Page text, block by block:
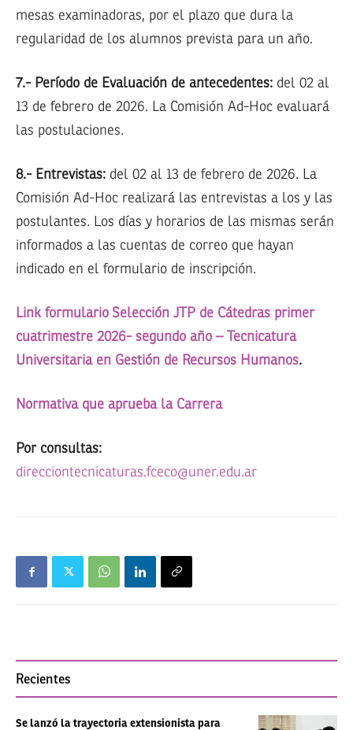
mesas examinadoras, por el plazo que dura la
regularidad de los alumnos prevista para un año.
7.- Período de Evaluación de antecedentes: del 02 al
13 de febrero de 2026. La Comisión Ad-Hoc evaluará
las postulaciones.
8.- Entrevistas: del 02 al 13 de febrero de 2026. La
Comisión Ad-Hoc realizará las entrevistas a los y las
postulantes. Los días y horarios de las mismas serán
informados a las cuentas de correo que hayan
indicado en el formulario de inscripción.
Link formulario Selección JTP de Cátedras primer
cuatrimestre 2026- segundo año – Tecnicatura
Universitaria en Gestión de Recursos Humanos.
Normativa que aprueba la Carrera
Por consultas:
direcciontecnicaturas.fceco@uner.edu.ar
Recientes
Se lanzó la trayectoria extensionista para